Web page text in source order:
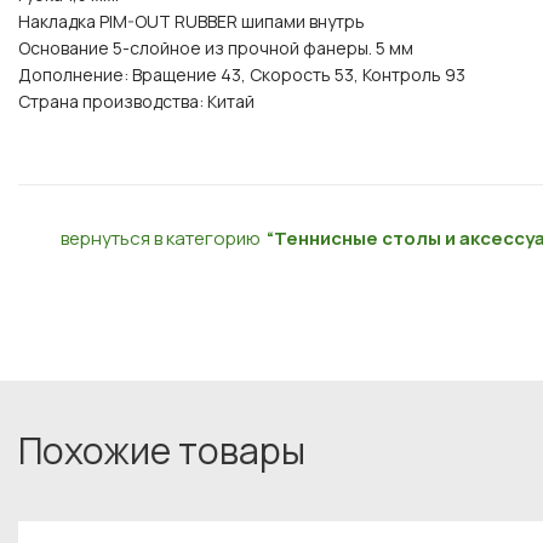
Накладка PIM-OUT RUBBER шипами внутрь
Основание 5-слойное из прочной фанеры. 5 мм
Дополнение: Вращение 43, Скорость 53, Контроль 93
Страна производства: Китай
вернуться в категорию “Теннисные столы и
Похожие товары